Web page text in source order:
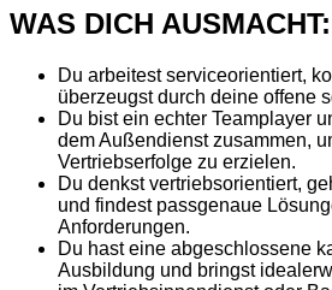
WAS DICH AUSMACHT:
Du arbeitest serviceorientiert,
überzeugst durch deine offene
Du bist ein echter Teamplayer
dem Außendienst zusammen,
Vertriebserfolge zu erzielen.
Du denkst vertriebsorientiert,
und findest passgenaue
Anforderungen.
Du hast eine abgeschlossene
Ausbildung und bringst